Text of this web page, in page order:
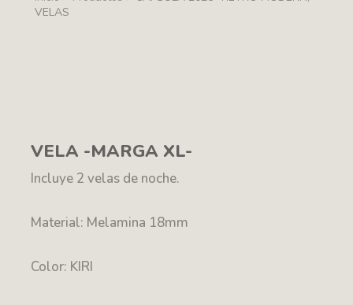
VELAS
VELA -MARGA XL-
Incluye 2 velas de noche.
Material: Melamina 18mm
Color: KIRI